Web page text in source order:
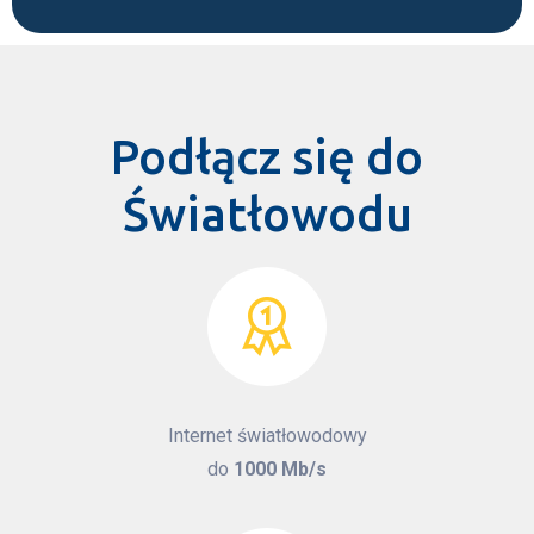
e
Podłącz się do
Światłowodu
Internet światłowodowy
do 1000 Mb/s